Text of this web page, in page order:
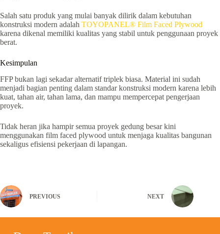
Salah satu produk yang mulai banyak dilirik dalam kebutuhan
konstruksi modern adalah TOYOPANEL® Film Faced Plywood
karena dikenal memiliki kualitas yang stabil untuk penggunaan proyek
berat.
Kesimpulan
FFP bukan lagi sekadar alternatif triplek biasa. Material ini sudah
menjadi bagian penting dalam standar konstruksi modern karena lebih
kuat, tahan air, tahan lama, dan mampu mempercepat pengerjaan
proyek.
Tidak heran jika hampir semua proyek gedung besar kini
menggunakan film faced plywood untuk menjaga kualitas bangunan
sekaligus efisiensi pekerjaan di lapangan.
PREVIOUS NEXT